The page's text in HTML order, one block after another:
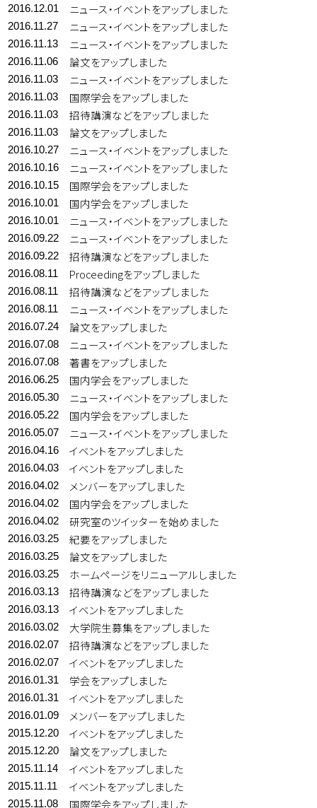
2016.12.01 ニュース・イベントをアップしました
2016.11.27 ニュース・イベントをアップしました
2016.11.13 ニュース・イベントをアップしました
2016.11.06 論文をアップしました
2016.11.03 ニュース・イベントをアップしました
2016.11.03 国際学会をアップしました
2016.11.03 招待講演などをアップしました
2016.11.03 論文をアップしました
2016.10.27 ニュース・イベントをアップしました
2016.10.16 ニュース・イベントをアップしました
2016.10.15 国際学会をアップしました
2016.10.01 国内学会をアップしました
2016.10.01 ニュース・イベントをアップしました
2016.09.22 ニュース・イベントをアップしました
2016.09.22 招待講演などをアップしました
2016.08.11 Proceedingをアップしました
2016.08.11 招待講演などをアップしました
2016.08.11 ニュース・イベントをアップしました
2016.07.24 論文をアップしました
2016.07.08 ニュース・イベントをアップしました
2016.07.08 著書をアップしました
2016.06.25 国内学会をアップしました
2016.05.30 ニュース・イベントをアップしました
2016.05.22 国内学会をアップしました
2016.05.07 ニュース・イベントをアップしました
2016.04.16 イベントをアップしました
2016.04.03 イベントをアップしました
2016.04.02 メンバーをアップしました
2016.04.02 国内学会をアップしました
2016.04.02 研究室のツイッターを始めました
2016.03.25 紀要をアップしました
2016.03.25 論文をアップしました
2016.03.25 ホームページをリニューアルしました
2016.03.13 招待講演などをアップしました
2016.03.13 イベントをアップしました
2016.03.02 大学院生募集をアップしました
2016.02.07 招待講演などをアップしました
2016.02.07 イベントをアップしました
2016.01.31 学会をアップしました
2016.01.31 イベントをアップしました
2016.01.09 メンバーをアップしました
2015.12.20 イベントをアップしました
2015.12.20 論文をアップしました
2015.11.14 イベントをアップしました
2015.11.11 イベントをアップしました
2015.11.08 国際学会をアップしました